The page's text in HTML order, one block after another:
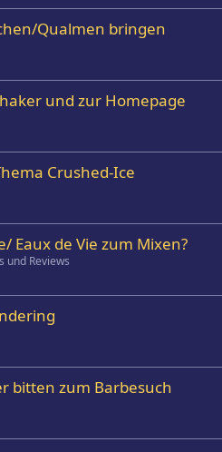
Qualmen bringen
und zur Homepage
Crushed-Ice
Eaux de Vie zum Mixen?
und Reviews
bitten zum Barbesuch